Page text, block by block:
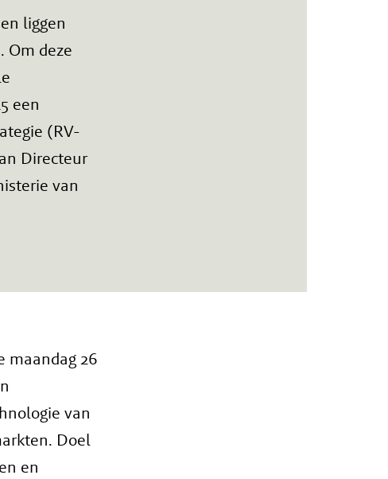
liggen
Om deze
een
(RV-
Directeur
van
maandag 26
van
Doel
en